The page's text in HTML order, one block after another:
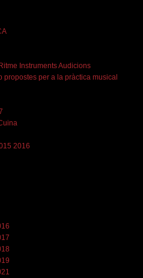
Instruments Audicions
propostes per a la pràctica musical
2016